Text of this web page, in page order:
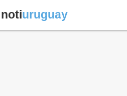
notiuruguay